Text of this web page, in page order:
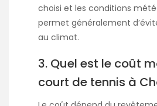
choisi et les conditions
permet généralement
au climat.
3. Quel est le coût
court de tennis à